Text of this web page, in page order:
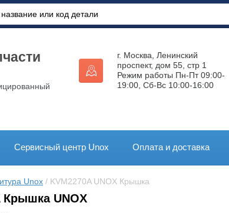
г. Москва, Ленинский
проспект, дом 55, стр 1
Режим работы Пн-Пт 09:00-
19:00, Сб-Вс 10:00-16:00
Сервисный центр Unox Оплата и доставка
Unox / KVM2270A UNOX Крышка
Крышка UNOX